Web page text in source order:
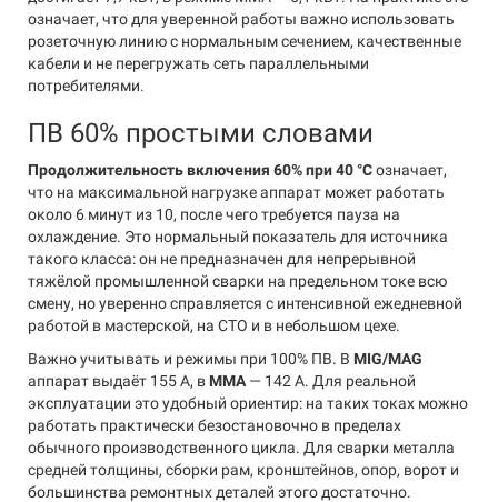
означает, что для уверенной работы важно использовать
розеточную линию с нормальным сечением, качественные
кабели и не перегружать сеть параллельными
потребителями.
ПВ 60% простыми словами
Продолжительность включения 60% при 40 °Cозначает,
что на максимальной нагрузке аппарат может работать
около 6 минут из 10, после чего требуется пауза на
охлаждение. Это нормальный показатель для источника
такого класса: он не предназначен для непрерывной
тяжёлой промышленной сварки на предельном токе всю
смену, но уверенно справляется с интенсивной ежедневной
работой в мастерской, на СТО и в небольшом цехе.
Важно учитывать и режимы при 100% ПВ. В MIG/MAG
аппарат выдаёт 155 А, в MMA — 142 А. Для реальной
эксплуатации это удобный ориентир: на таких токах можно
работать практически безостановочно в пределах
обычного производственного цикла. Для сварки металла
средней толщины, сборки рам, кронштейнов, опор, ворот и
большинства ремонтных деталей этого достаточно.